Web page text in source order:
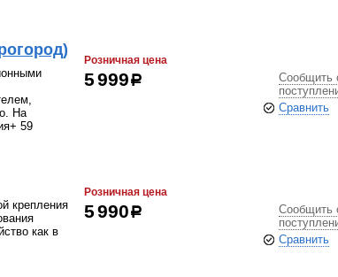
На
59
Розничная цена
5 999р
Сообщить
Сравнить
крепления
как в
Розничная цена
5 990р
Сообщить
Сравнить